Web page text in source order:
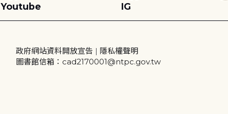
Youtube
IG
政府網站資料開放宣告 | 隱私權聲明
圖書館信箱：cad2170001@ntpc.gov.tw